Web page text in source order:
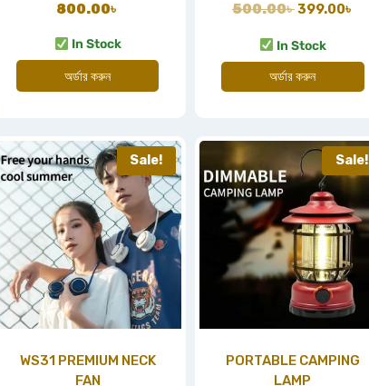
800.00৳
In Stock
অর্ডার করুন
500.00৳399.00৳
In Stock
অর্ডার করুন
Sale!
WS31 PREMIUM NECK
FAN
Sale!
PORTABLE CAMPING
LAMP